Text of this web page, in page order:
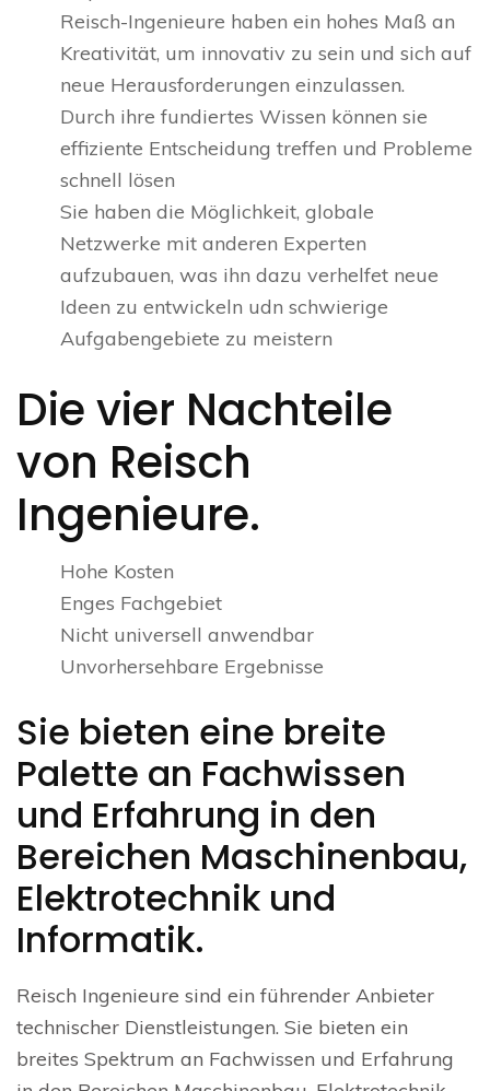
Reisch-Ingenieure haben ein hohes Maß an
Kreativität, um innovativ zu sein und sich auf
neue Herausforderungen einzulassen.
Durch ihre fundiertes Wissen können sie
effiziente Entscheidung treffen und Probleme
schnell lösen
Sie haben die Möglichkeit, globale
Netzwerke mit anderen Experten
aufzubauen, was ihn dazu verhelfet neue
Ideen zu entwickeln udn schwierige
Aufgabengebiete zu meistern
Die vier Nachteile
von Reisch
Ingenieure.
Hohe Kosten
Enges Fachgebiet
Nicht universell anwendbar
Unvorhersehbare Ergebnisse
Sie bieten eine breite
Palette an Fachwissen
und Erfahrung in den
Bereichen Maschinenbau,
Elektrotechnik und
Informatik.
Reisch Ingenieure sind ein führender Anbieter
technischer Dienstleistungen. Sie bieten ein
breites Spektrum an Fachwissen und Erfahrung